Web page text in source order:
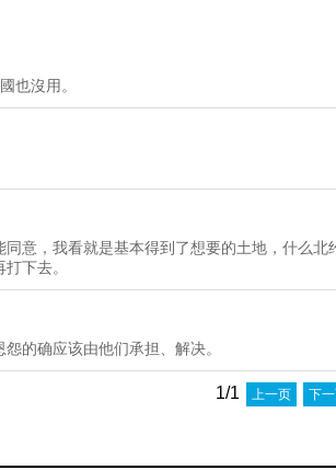
也沒用。
意，我看就是基本得到了想要的土地，什么北
下去。
的确应该由他们承担、解决。
1/1 上一页 下